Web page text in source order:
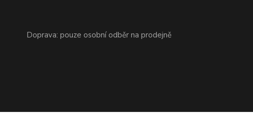
Doprava: pouze osobní odběr na prodejně